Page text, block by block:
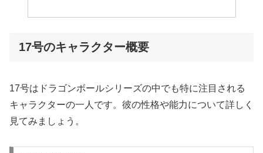
17号のキャラクター概要
17号はドラゴンボールシリーズの中でも特に注目される
キャラクターの一人です。彼の性格や能力について詳しく
見てみましょう。